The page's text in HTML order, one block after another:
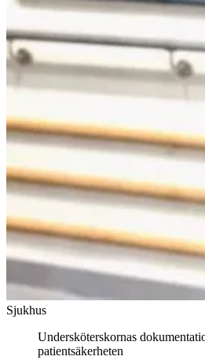
Sjukhus
Undersköterskornas
patientsäkerheten